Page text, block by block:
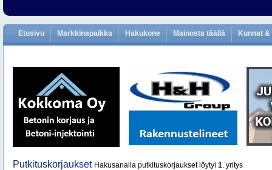
Etusivu Markkinapaikka Hakukone Mainosta täällä Kunnat
Putkituskorjaukset Hakusanalla putkituskorjaukset löytyi 1. yritys